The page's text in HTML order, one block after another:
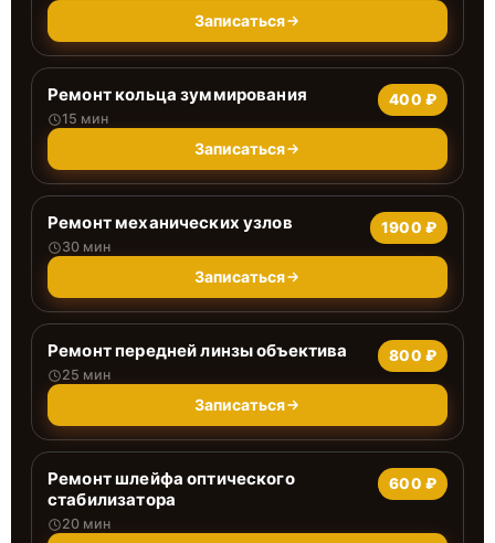
Записаться
Ремонт кольца зуммирования
15 мин
400 ₽
Записаться
Ремонт механических узлов
30 мин
1900 ₽
Записаться
Ремонт передней линзы объектива
25 мин
800 ₽
Записаться
Ремонт шлейфа оптического
стабилизатора
20 мин
600 ₽